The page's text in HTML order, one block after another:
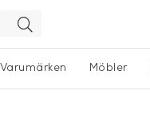
Varumärken Möbler